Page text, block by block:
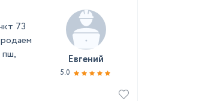
73
пш,
Евгений
5.0